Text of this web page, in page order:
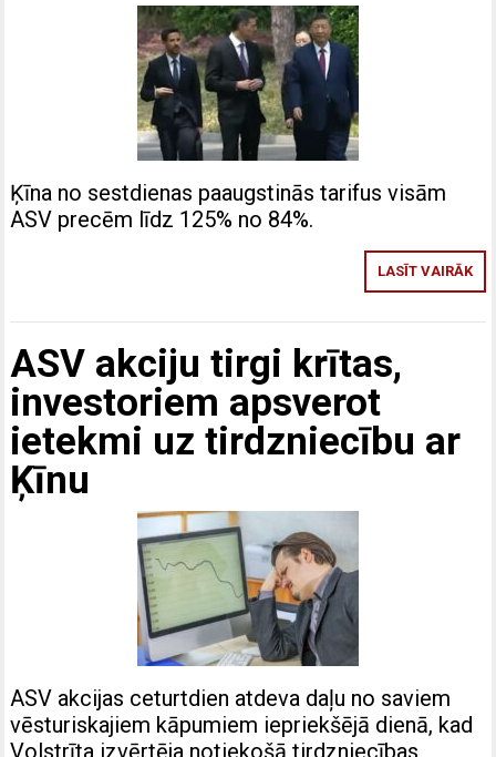
Ķīna no sestdienas paaugstinās tarifus visām
ASV precēm līdz 125% no 84%.
LASĪT VAIRĀK
ASV akciju tirgi krītas,
investoriem apsverot
ietekmi uz tirdzniecību ar
Ķīnu
ASV akcijas ceturtdien atdeva daļu no saviem
vēsturiskajiem kāpumiem iepriekšējā dienā, kad
Volstrīta izvērtēja notiekošā tirdzniecības